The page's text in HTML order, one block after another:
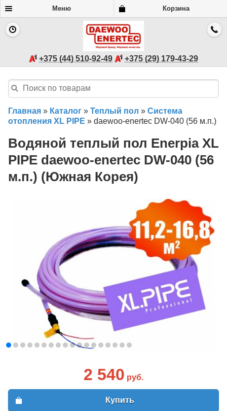
Меню Корзина
+375 (44) 510-92-49 +375 (29) 179-43-29
Главная » Каталог » Теплый пол » Система
отопления XL PIPE » daewoo-enertec DW-040 (56 м.п.)
Водяной теплый пол Enerpia XL
PIPE daewoo-enertec DW-040 (56
м.п.) (Южная Корея)
2 540 руб.
Купить